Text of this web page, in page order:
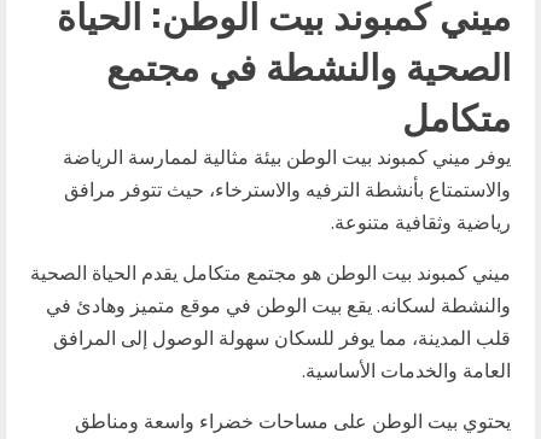
ميني كمبوند بيت الوطن: الحياة
الصحية والنشطة في مجتمع
متكامل
يوفر ميني كمبوند بيت الوطن بيئة مثالية لممارسة الرياضة
والاستمتاع بأنشطة الترفيه والاسترخاء، حيث تتوفر مرافق
رياضية وثقافية متنوعة.
ميني كمبوند بيت الوطن هو مجتمع متكامل يقدم الحياة الصحية
والنشطة لسكانه. يقع بيت الوطن في موقع متميز وهادئ في
قلب المدينة، مما يوفر للسكان سهولة الوصول إلى المرافق
العامة والخدمات الأساسية.
يحتوي بيت الوطن على مساحات خضراء واسعة ومناطق